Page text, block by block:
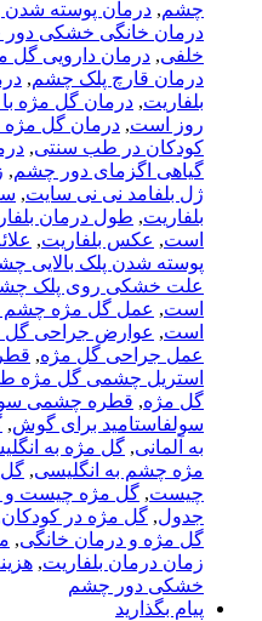
چشم, درمان پوسته
درمان خانگی خشکی
خلفی, درمان دارویی گل
درمان قارچ پلک چشم,
بلفاریت, درمان گل مژه
روز است, درمان گل
کودکان در طب سنتی,
گیاهی اگزمای دور چشم,
ژل بلفامد نی نی سایت,
بلفاریت, طول درمان
است, عکس بلفاریت,
پوسته شدن پلک بالایی
علت خشکی روی پلک
است, عمل گل مژه چشم
است, عوارض جراحی گل
عمل جراحی گل مژه,
استریل چشمی گل مژه
گل مژه, قطره چشمی
سولفاستامید برای گوش,
به آلمانی, گل مژه به
مژه چشم به انگلیسی,
چیست, گل مژه چیست و
جدول, گل مژه در کودکان
گل مژه و درمان خانگی,
زمان درمان بلفاریت,
خشکی دور چشم
پیام بگذارید